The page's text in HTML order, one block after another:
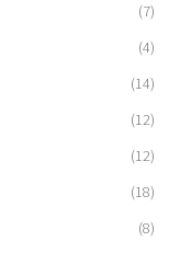
(7)
(4)
(14)
(12)
(12)
(18)
(8)